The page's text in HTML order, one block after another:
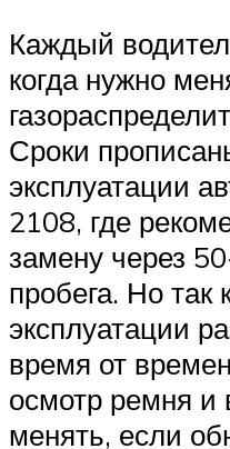
Каждый
когда нужно
Сроки
эксплуатации
2108, где
замену через
пробега. Но так
эксплуатации
время от
осмотр ремня и
менять, если